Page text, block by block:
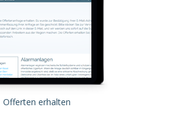
Offerten erhalten